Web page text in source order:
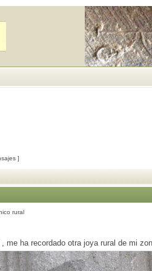
]
rural
me ha recordado otra joya rural de mi